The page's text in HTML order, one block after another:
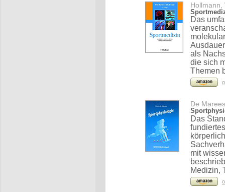
Hollmann,
Das
als
die sich
Themen
De
Das
mit
Medizin,